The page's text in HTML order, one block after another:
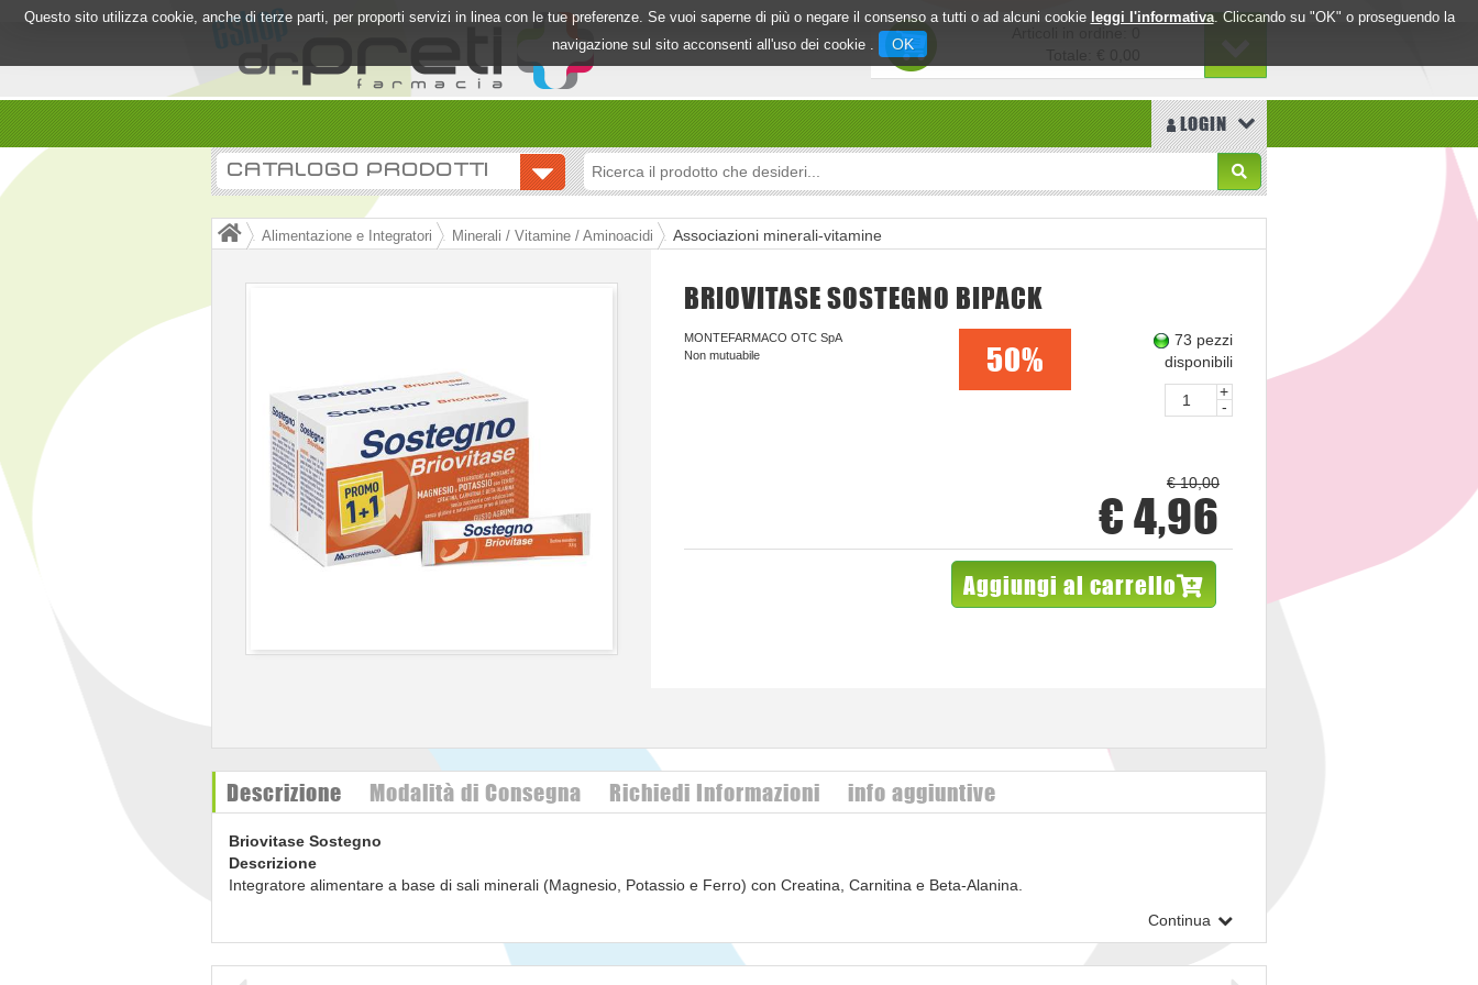
Questo sito utilizza cookie, anche di terze parti, per proporti servizi in linea con le tue preferenze. Se vuoi saperne di più o negare il consenso a tutti o ad alcuni cookie leggi l'informativa. Cliccando su "OK" o proseguendo la
navigazione sul sito acconsenti all'uso dei cookie .
OK
LOGIN
CATALOGO PRODOTTI
Alimentazione e Integratori Minerali / Vitamine / Aminoacidi Associazioni minerali-vitamine
BRIOVITASE SOSTEGNO BIPACK
MONTEFARMACO OTC SpA
Non mutuabile
50%
73 pezzi
disponibili
+
-
€ 10,00
€ 4,96
Aggiungi al carrello
Descrizione Modalità di Consegna Richiedi Informazioni info aggiuntive
Briovitase Sostegno
Descrizione
Integratore alimentare a base di sali minerali (Magnesio, Potassio e Ferro) con Creatina, Carnitina e Beta-Alanina.
Magnesio contribuisce alla riduzione della stanchezza e dell'affaticamento, inoltre contribuisce all'equilibrio elettrolitico. II Potassio ed il Magnesio
contribuiscono alla normale funzione muscolare.
Continua